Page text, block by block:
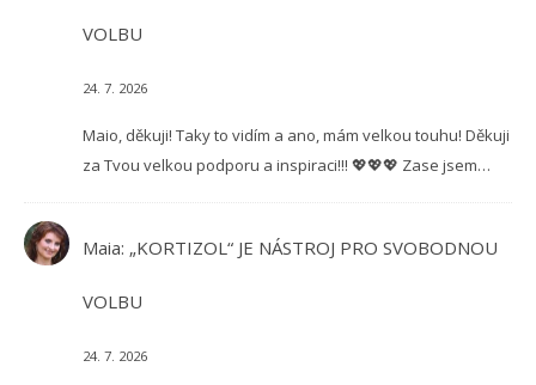
VOLBU
24. 7. 2026
Maio, děkuji! Taky to vidím a ano, mám velkou touhu! Děkuji
za Tvou velkou podporu a inspiraci!!! 💖💖💖 Zase jsem…
Maia: „KORTIZOL“ JE NÁSTROJ PRO SVOBODNOU
VOLBU
24. 7. 2026